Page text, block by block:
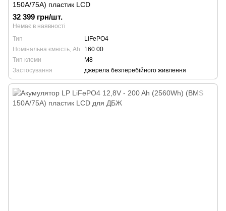
150A/75А) пластик LCD
32 399 грн/шт.
Немає в наявності
Тип
LiFePO4
Номінальна ємність, Ah
160.00
Тип клеми
М8
Застосування
джерела безперебійного живлення